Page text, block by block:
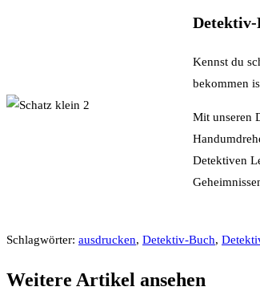
Kennst du
bekommen
Mit unseren
Detektiven
Schlagwörter: ausdrucken, Detektiv-Buch,
Weitere Artikel ansehen